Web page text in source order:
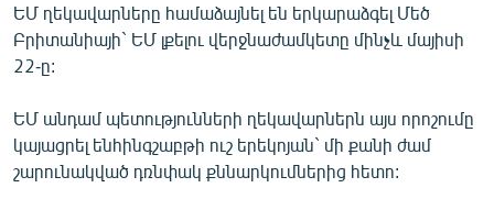
ԱՐԽԻՎ
ՏԵՍԱՆՅՈՒԹԵՐ
ՁԳՏԵԼՈՎ ԼԱՎԱԳՈՒՅՆԻՆ
ՓՈԴՔԱՍԹ
ԵՄ ղեկավարները համաձայնել են երկարաձգել Մեծ
Բրիտանիայի` ԵՄ լքելու վերջնաժամկետը մինչև մայիսի
22-ը:
ԵՄ անդամ պետությունների ղեկավարներն այս որոշումը
կայացրել ենհինգշաբթի ուշ երեկոյան` մի քանի ժամ
շարունակված դռնփակ քննարկումներից հետո: